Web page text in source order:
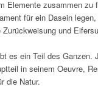
Elemente zusammen zu
für ein Dasein
und
es ein Teil des Ganzen.
in seinem Oeuvre,
die Natur.